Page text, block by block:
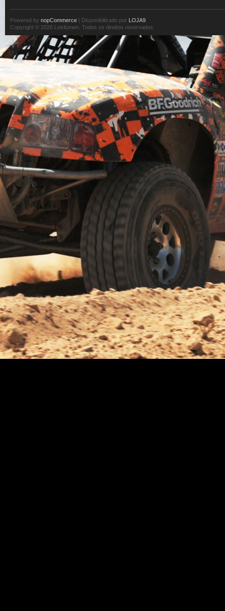
Powered by nopCommerce | Disponibilizado por LOJA9
Copyright © 2026 Leirilumen. Todos os direitos reservados.